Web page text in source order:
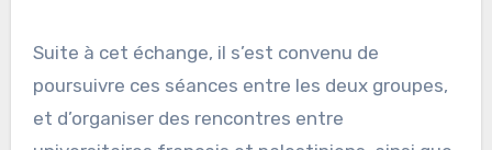
Suite à cet échange, il s’est convenu de
poursuivre ces séances entre les deux groupes,
et d’organiser des rencontres entre